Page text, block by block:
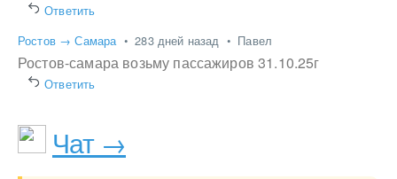
Ответить
Ростов → Самара • 283 дней назад • Павел
Ростов-самара возьму пассажиров 31.10.25г
Ответить
Чат →